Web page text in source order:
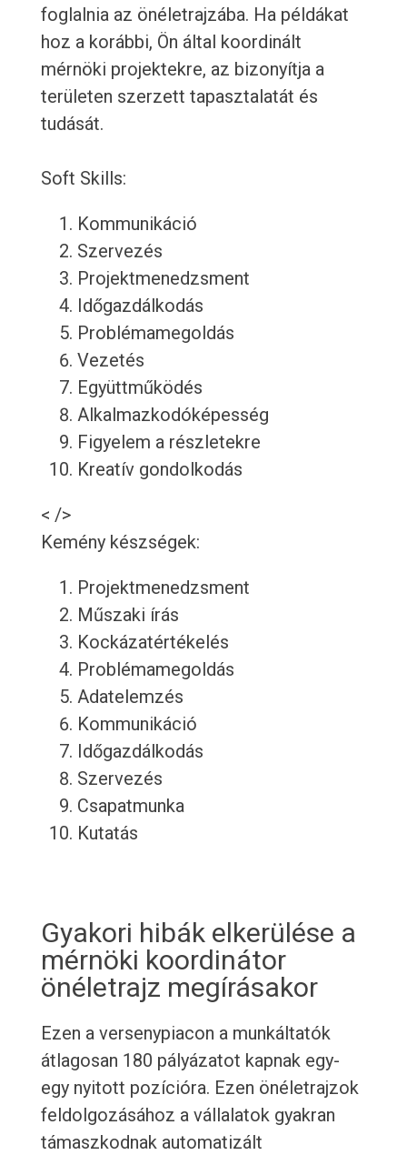
foglalnia az önéletrajzába. Ha példákat
hoz a korábbi, Ön által koordinált
mérnöki projektekre, az bizonyítja a
területen szerzett tapasztalatát és
tudását.
Soft Skills:
Kommunikáció
Szervezés
Projektmenedzsment
Időgazdálkodás
Problémamegoldás
Vezetés
Együttműködés
Alkalmazkodóképesség
Figyelem a részletekre
Kreatív gondolkodás
< />
Kemény készségek:
Projektmenedzsment
Műszaki írás
Kockázatértékelés
Problémamegoldás
Adatelemzés
Kommunikáció
Időgazdálkodás
Szervezés
Csapatmunka
Kutatás
Gyakori hibák elkerülése a
mérnöki koordinátor
önéletrajz megírásakor
Ezen a versenypiacon a munkáltatók
átlagosan 180 pályázatot kapnak egy-
egy nyitott pozícióra. Ezen önéletrajzok
feldolgozásához a vállalatok gyakran
támaszkodnak automatizált